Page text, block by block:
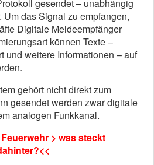
gesendet – unabhängig
das Signal zu empfangen,
Digitale Meldeempfänger
können Texte –
und weitere Informationen – auf
gehört nicht direkt zum
gesendet werden zwar digitale
analogen Funkkanal.
> was steckt